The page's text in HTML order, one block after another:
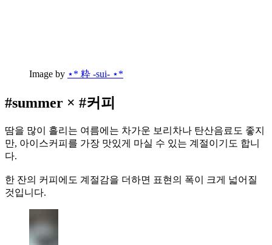
Image by ⋆* 粋 -sui- ⋆*
#summer × #커피
땀을 많이 흘리는 여름에는 차가운 보리차나 탄산음료도 좋지
만, 아이스커피를 가장 맛있게 마실 수 있는 계절이기도 합니
다.
한 잔의 커피에도 계절감을 더하면 표현의 폭이 크게 넓어질
것입니다.